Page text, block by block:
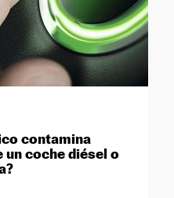
contamina
un coche diésel o